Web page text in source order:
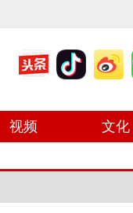
视频 文化